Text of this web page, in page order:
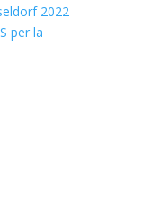
2022
per la